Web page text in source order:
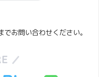
お問い合わせください。